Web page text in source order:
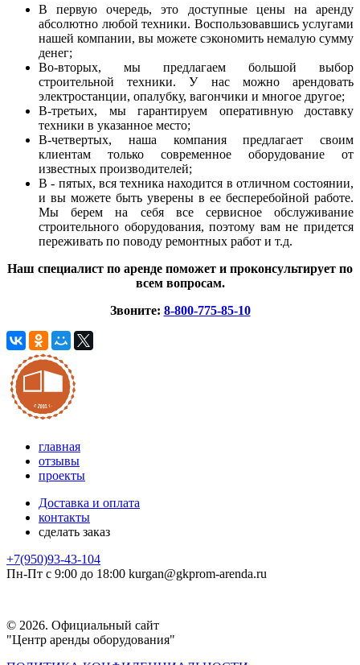
В первую очередь, это доступные цены на аренду
абсолютно любой техники. Воспользовавшись услугами
нашей компании, вы можете сэкономить немалую сумму
денег;
Во-вторых, мы предлагаем большой выбор
строительной техники. У нас можно арендовать
электростанции, опалубку, вагончики и многое другое;
В-третьих, мы гарантируем оперативную доставку
техники в указанное место;
В-четвертых, наша компания предлагает своим
клиентам только современное оборудование от
известных производителей;
В - пятых, вся техника находится в отличном состоянии,
и вы можете быть уверены в ее бесперебойной работе.
Мы берем на себя все сервисное обслуживание
строительного оборудования, поэтому вам не придется
переживать по поводу ремонтных работ и т.д.
Наш специалист по аренде поможет и проконсультирует по
всем вопросам.
Звоните: 8-800-775-85-10
главная
отзывы
проекты
Доставка и оплата
контакты
сделать заказ
+7(950)93-43-104
Пн-Пт с 9:00 до 18:00 kurgan@gkprom-arenda.ru
© 2026. Официальный сайт
"Центр аренды оборудования"